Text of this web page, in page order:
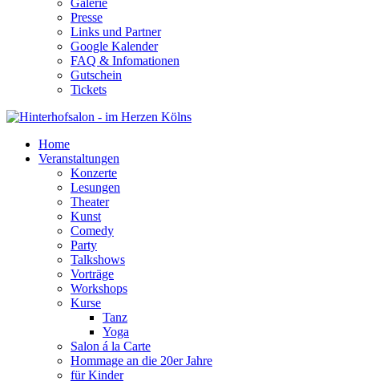
Galerie
Presse
Links und Partner
Google Kalender
FAQ & Infomationen
Gutschein
Tickets
Home
Veranstaltungen
Konzerte
Lesungen
Theater
Kunst
Comedy
Party
Talkshows
Vorträge
Workshops
Kurse
Tanz
Yoga
Salon á la Carte
Hommage an die 20er Jahre
für Kinder